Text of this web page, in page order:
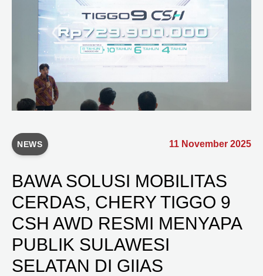
NEWS 11 November 2025
BAWA SOLUSI MOBILITAS
CERDAS, CHERY TIGGO 9
CSH AWD RESMI MENYAPA
PUBLIK SULAWESI
SELATAN DI GIIAS